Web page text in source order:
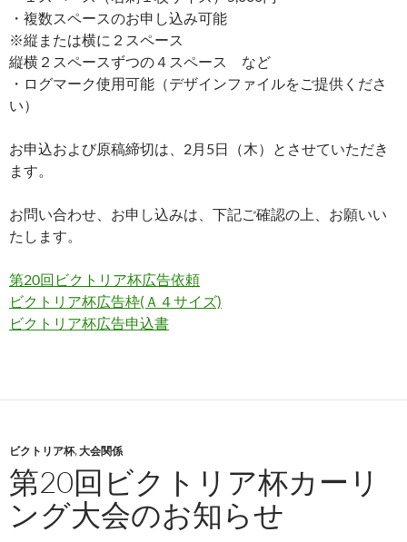
・複数スペースのお申し込み可能
※縦または横に２スペース
縦横２スペースずつの４スペース など
・ログマーク使用可能（デザインファイルをご提供くださ
い）
お申込および原稿締切は、2月5日（木）とさせていただき
ます。
お問い合わせ、お申し込みは、下記ご確認の上、お願いい
たします。
第20回ビクトリア杯広告依頼
ビクトリア杯広告枠(Ａ４サイズ)
ビクトリア杯広告申込書
ビクトリア杯,大会関係
第20回ビクトリア杯カーリ
ング大会のお知らせ